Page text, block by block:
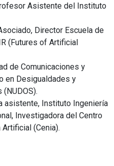
Asistente del Instituto
Director Escuela de
(Futures of Artificial
de Comunicaciones y
en Desigualdades y
asistente, Instituto Ingeniería
Investigadora del Centro
(Cenia).